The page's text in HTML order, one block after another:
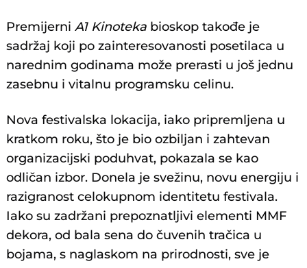
PremijerniA1 Kinoteka bioskop takođe je
sadržaj koji po zainteresovanosti posetilaca u
narednim godinama može prerasti u još jednu
zasebnu i vitalnu programsku celinu.
Nova festivalska lokacija, iako pripremljena u
kratkom roku, što je bio ozbiljan i zahtevan
organizacijski poduhvat, pokazala se kao
odličan izbor. Donela je svežinu, novu energiju i
razigranost celokupnom identitetu festivala.
Iako su zadržani prepoznatljivi elementi MMF
dekora, od bala sena do čuvenih tračica u
bojama, s naglaskom na prirodnosti, sve je